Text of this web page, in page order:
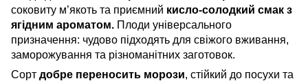
соковиту м’якоть та приємний кисло-солодкий смак з
ягідним ароматом. Плоди універсального
призначення: чудово підходять для свіжого вживання,
заморожування та різноманітних заготовок.
Сорт добре переносить морози, стійкий до посухи та